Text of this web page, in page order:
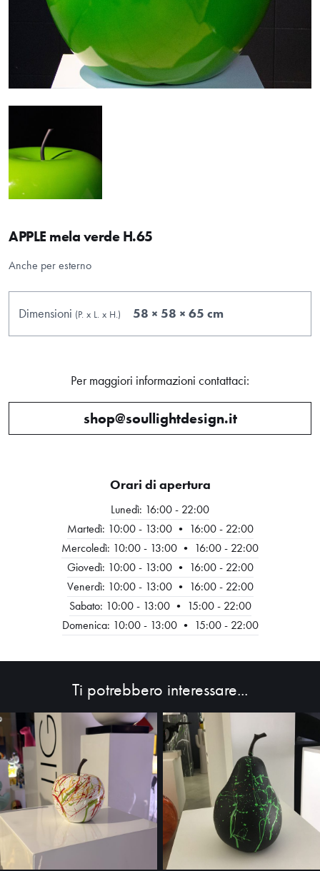
HOME
ABOUT
APPLE mela verde H.65
Anche per esterno
Dimensioni (P. x L. x H.) 58 × 58 × 65 cm
Per maggiori informazioni contattaci:
shop@soullightdesign.it
Orari di apertura
Lunedì: 16:00 - 22:00
Martedì: 10:00 - 13:00 • 16:00 - 22:00
Mercoledì: 10:00 - 13:00 • 16:00 - 22:00
Giovedì: 10:00 - 13:00 • 16:00 - 22:00
Venerdì: 10:00 - 13:00 • 16:00 - 22:00
Sabato: 10:00 - 13:00 • 15:00 - 22:00
Domenica: 10:00 - 13:00 • 15:00 - 22:00
Ti potrebbero interessare...